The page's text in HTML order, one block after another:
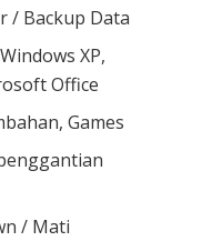
/ Backup Data
XP,
Office
Games
/ Mati